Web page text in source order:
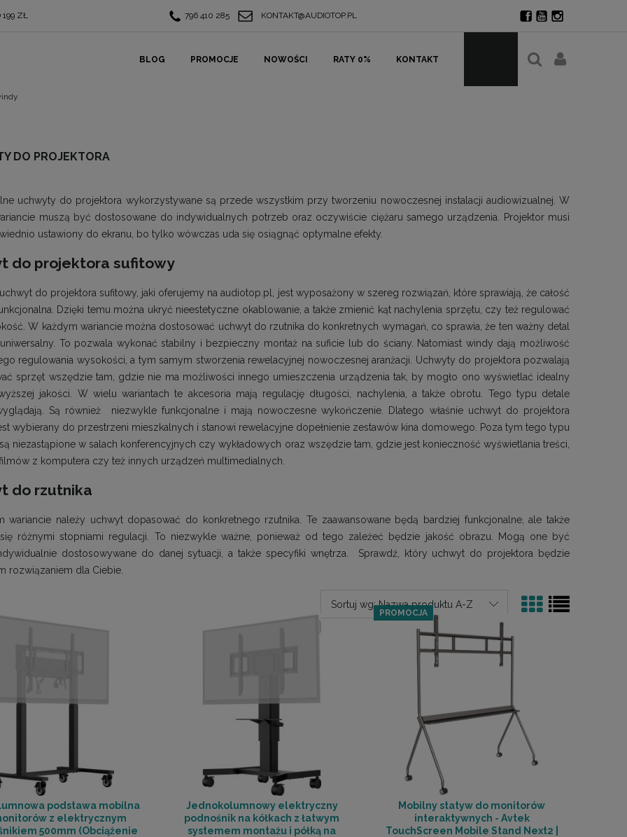
199 ZŁ 796 410 285 KONTAKT@AUDIOTOP.PL
BLOG PROMOCJE NOWOŚCI RATY 0% KONTAKT
DO PROJEKTORA
uchwyty do projektora wykorzystywane są przede wszystkim przy tworzeniu nowoczesnej instalacji audiowizualnej. W
muszą być dostosowane do indywidualnych potrzeb oraz oczywiście ciężaru samego urządzenia. Projektor musi
ustawiony do ekranu, bo tylko wówczas uda się osiągnąć optymalne efekty.
do projektora sufitowy
do projektora sufitowy, jaki oferujemy na audiotop.pl, jest wyposażony w szereg rozwiązań, które sprawiają, że całość
Dzięki temu można ukryć nieestetyczne okablowanie, a także zmienić kąt nachylenia sprzętu, czy też regulować
W każdym wariancie można dostosować uchwyt do rzutnika do konkretnych wymagań, co sprawia, że ten ważny detal
To pozwala wykonać stabilny i bezpieczny montaż na suficie lub do ściany. Natomiast windy dają możliwość
regulowania wysokości, a tym samym stworzenia rewelacyjnej nowoczesnej aranżacji. Uchwyty do projektora pozwalają
sprzęt wszędzie tam, gdzie nie ma możliwości innego umieszczenia urządzenia tak, by mogło ono wyświetlać idealny
jakości. W wielu wariantach te akcesoria mają regulację długości, nachylenia, a także obrotu. Tego typu detale
Są również niezwykle funkcjonalne i mają nowoczesne wykończenie. Dlatego właśnie uchwyt do projektora
wybierany do przestrzeni mieszkalnych i stanowi rewelacyjne dopełnienie zestawów kina domowego. Poza tym tego typu
niezastąpione w salach konferencyjnych czy wykładowych oraz wszędzie tam, gdzie jest konieczność wyświetlania treści,
z komputera czy też innych urządzeń multimedialnych.
do rzutnika
wariancie należy uchwyt dopasować do konkretnego rzutnika. Te zaawansowane będą bardziej funkcjonalne, ale także
różnymi stopniami regulacji. To niezwykle ważne, ponieważ od tego zależeć będzie jakość obrazu. Mogą one być
dostosowywane do danej sytuacji, a także specyfiki wnętrza. Sprawdź, który uchwyt do projektora będzie
rozwiązaniem dla Ciebie.
Sortuj wg:Nazwa produktu A-Z
podstawa mobilna
z elektrycznym
500mm (Obciążenie
Jednokolumnowy elektryczny
podnośnik na kółkach z łatwym
systemem montażu i półką na
Mobilny statyw do monitorów
interaktywnych - Avtek
TouchScreen Mobile Stand Next2 |
PROMOCJA